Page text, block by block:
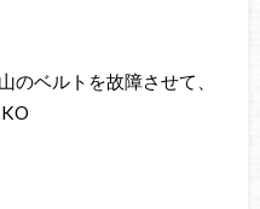
ベルトを故障させて、